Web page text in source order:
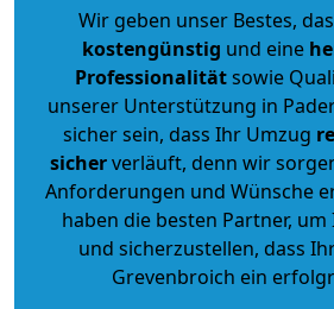
Wir geben unser Bestes,
kostengünstig und eine
Professionalitätsowie
unserer Unterstützung in
sicher sein, dass Ihr Umzug
sicherverläuft, denn wir
Anforderungen und Wünsche
haben die besten Partner,
und sicherzustellen, dass
Grevenbroich ein